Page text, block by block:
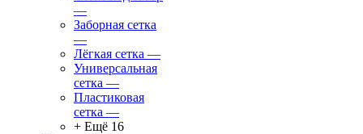
—
Заборная сетка
—
Лёгкая сетка —
Универсальная
сетка —
Пластиковая
сетка —
+ Ещё 16